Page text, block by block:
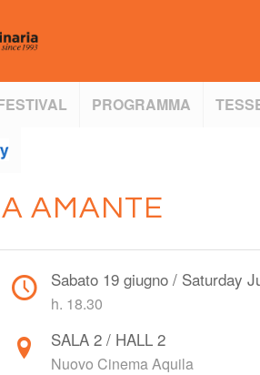
PROGRAMMA
AMANTE
Sabato 19 giugno / Saturday
h. 18.30
SALA 2 / HALL 2
Nuovo Cinema Aquila